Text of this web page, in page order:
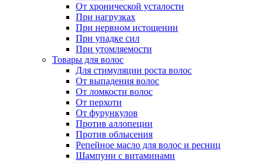
От хронической усталости
При нагрузках
При нервном истощении
При упадке сил
При утомляемости
Товары для волос
Для стимуляции роста волос
От выпадения волос
От ломкости волос
От перхоти
От фурункулов
Против аллопеции
Против облысения
Репейное масло для волос и ресниц
Шампуни с витаминами